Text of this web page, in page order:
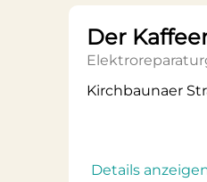
Der
Kirchbaunaer
Details